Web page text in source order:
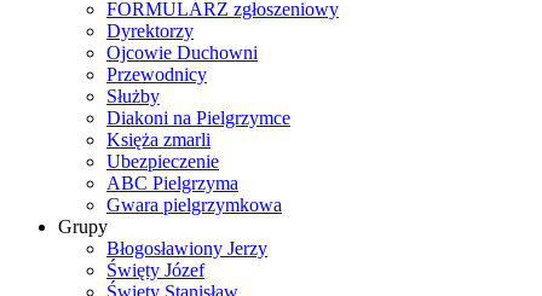
FORMULARZ zgłoszeniowy
Dyrektorzy
Ojcowie Duchowni
Przewodnicy
Służby
Diakoni na Pielgrzymce
Księża zmarli
Ubezpieczenie
ABC Pielgrzyma
Gwara pielgrzymkowa
Grupy
Błogosławiony Jerzy
Święty Józef
Święty Stanisław